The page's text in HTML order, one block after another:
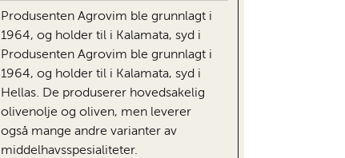
Produsenten Agrovim ble grunnlagt i
1964, og holder til i Kalamata, syd i
Produsenten Agrovim ble grunnlagt i
1964, og holder til i Kalamata, syd i
Hellas. De produserer hovedsakelig
olivenolje og oliven, men leverer
også mange andre varianter av
middelhavsspesialiteter.